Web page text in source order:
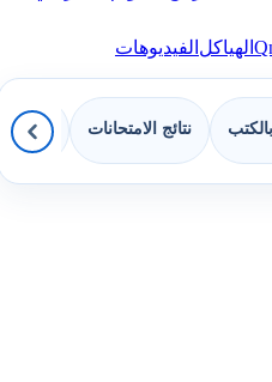
الهياكلالفيديوهات
نتائج الامتحانات